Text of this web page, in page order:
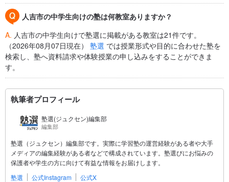
人吉市の中学生向けの塾は何教室ありますか？
A. 人吉市の中学生向けで塾選に掲載がある教室は21件です。
（2026年08月07日現在） 塾選 では授業形式や目的に合わせた塾を
検索し、塾へ資料請求や体験授業の申し込みをすることができま
す。
執筆者プロフィール
塾選(ジュクセン)編集部
編集部
塾選（ジュクセン）編集部です。実際に学習塾の運営経験がある者や大手
メディアの編集経験がある者などで構成されています。塾選びにお悩みの
保護者や学生の方に向けて有益な情報をお届けします。
塾選
公式Instagram 公式X